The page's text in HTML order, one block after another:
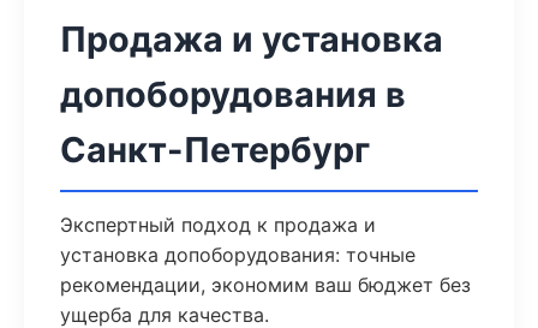
Продажа и установка
допоборудования в
Санкт-Петербург
Экспертный подход к продажа и
установка допоборудования: точные
рекомендации, экономим ваш бюджет без
ущерба для качества.